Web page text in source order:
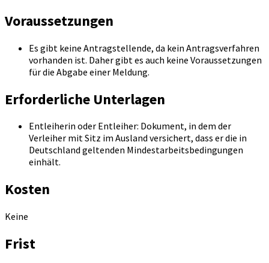
Voraussetzungen
Es gibt keine Antragstellende, da kein Antragsverfahren
vorhanden ist. Daher gibt es auch keine Voraussetzungen
für die Abgabe einer Meldung.
Erforderliche Unterlagen
Entleiherin oder Entleiher: Dokument, in dem der
Verleiher mit Sitz im Ausland versichert, dass er die in
Deutschland geltenden Mindestarbeitsbedingungen
einhält.
Kosten
Keine
Frist